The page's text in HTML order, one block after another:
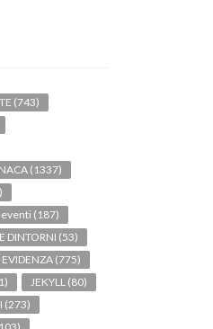
(743)
(1337)
eventi (187)
DINTORNI (53)
EVIDENZA (775)
JEKYLL (80)
(273)